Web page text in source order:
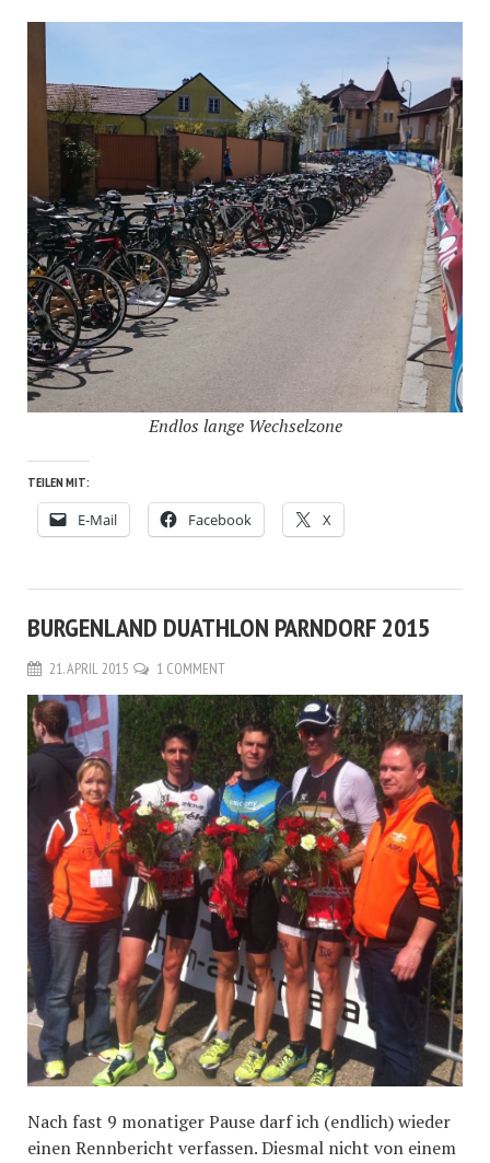
Endlos lange Wechselzone
TEILEN MIT:
E-Mail Facebook X
BURGENLAND DUATHLON PARNDORF 2015
21. APRIL 2015 1 COMMENT
Nach fast 9 monatiger Pause darf ich (endlich) wieder
einen Rennbericht verfassen. Diesmal nicht von einem